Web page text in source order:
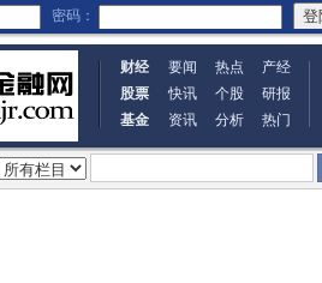
密码：
财经 要闻 热点
产经
股票
快讯 个股
研报
基金
资讯 分析 热门